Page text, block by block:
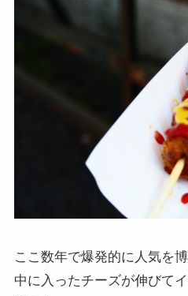
ここ数年で爆発的に人気を
中に入ったチーズが伸びて